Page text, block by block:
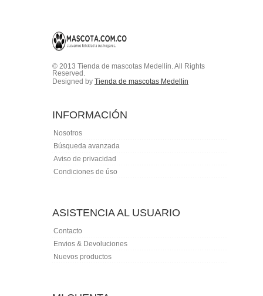
© 2013 Tienda de mascotas Medellín. All Rights
Reserved.
Designed by Tienda de mascotas Medellin
INFORMACIÓN
Nosotros
Búsqueda avanzada
Aviso de privacidad
Condiciones de úso
ASISTENCIA AL USUARIO
Contacto
Envios & Devoluciones
Nuevos productos